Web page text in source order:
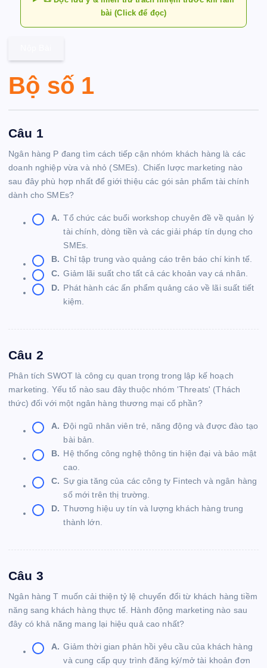
bài (Click để đọc)
Bộ số 1
Câu 1
Ngân hàng P đang tìm cách tiếp cận nhóm khách hàng là các
doanh nghiệp vừa và nhỏ (SMEs). Chiến lược marketing nào
sau đây phù hợp nhất để giới thiệu các gói sản phẩm tài chính
dành cho SMEs?
A. Tổ chức các buổi workshop chuyên đề về quản lý
tài chính, dòng tiền và các giải pháp tín dụng cho
SMEs.
B. Chỉ tập trung vào quảng cáo trên báo chí kinh tế.
C. Giảm lãi suất cho tất cả các khoản vay cá nhân.
D. Phát hành các ấn phẩm quảng cáo về lãi suất tiết
kiệm.
Câu 2
Phân tích SWOT là công cụ quan trọng trong lập kế hoạch
marketing. Yếu tố nào sau đây thuộc nhóm 'Threats' (Thách
thức) đối với một ngân hàng thương mại cổ phần?
A. Đội ngũ nhân viên trẻ, năng động và được đào tạo
bài bản.
B. Hệ thống công nghệ thông tin hiện đại và bảo mật
cao.
C. Sự gia tăng của các công ty Fintech và ngân hàng
số mới trên thị trường.
D. Thương hiệu uy tín và lượng khách hàng trung
thành lớn.
Câu 3
Ngân hàng T muốn cải thiện tỷ lệ chuyển đổi từ khách hàng tiềm
năng sang khách hàng thực tế. Hành động marketing nào sau
đây có khả năng mang lại hiệu quả cao nhất?
A. Giảm thời gian phản hồi yêu cầu của khách hàng
và cung cấp quy trình đăng ký/mở tài khoản đơn